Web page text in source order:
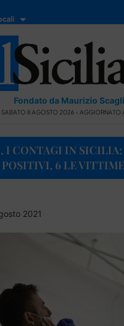
Fondato da Maurizio
SABATO 8 AGOSTO 2026 - AGGIORNATO
I CONTAGI IN SICILIA:
6 LE VITTIME
2021